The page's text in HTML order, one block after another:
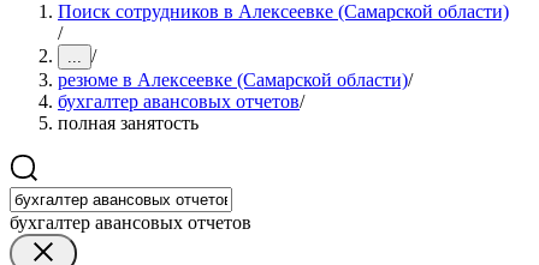
Поиск сотрудников в Алексеевке (Самарской области)
/
... /
резюме в Алексеевке (Самарской области)/
бухгалтер авансовых отчетов/
полная занятость
бухгалтер авансовых отчетов